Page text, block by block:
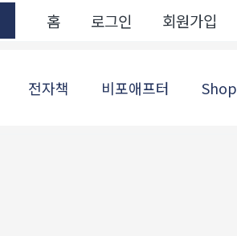
홈 로그인 회원가입
전자책 비포애프터 Shop